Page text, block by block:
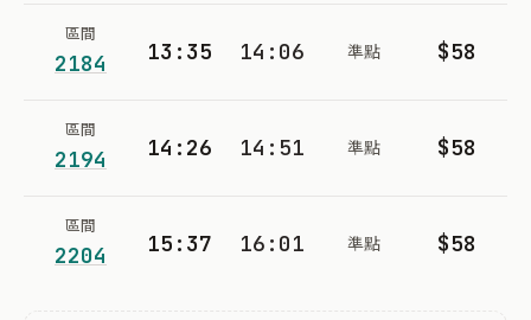
區間
2184 13:35 14:06 準點 $58
區間
2194 14:26 14:51 準點 $58
區間
2204 15:37 16:01 準點 $58